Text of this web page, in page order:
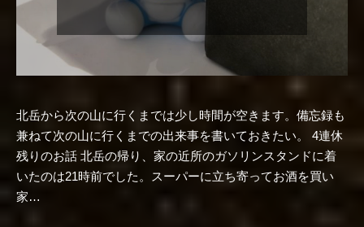
北岳から次の山に行くまでは少し時間が空きます。備忘録も
兼ねて次の山に行くまでの出来事を書いておきたい。 4連休
残りのお話 北岳の帰り、家の近所のガソリンスタンドに着
いたのは21時前でした。スーパーに立ち寄ってお酒を買い
家…